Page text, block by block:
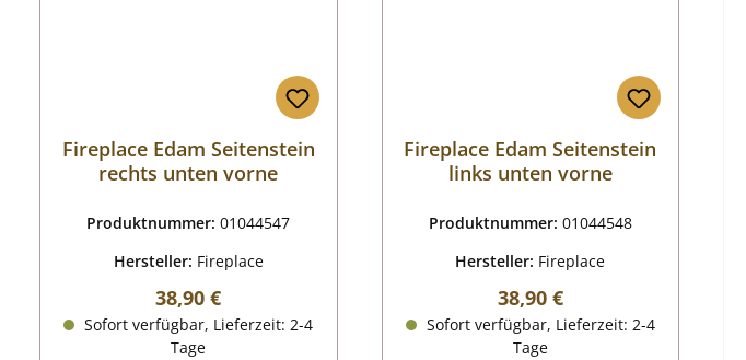
Fireplace Edam Seitenstein
rechts unten vorne
Produktnummer:01044547
Hersteller: Fireplace
Regulärer Preis:
38,90 €
Sofort verfügbar, Lieferzeit: 2-4
Tage
Fireplace Edam Seitenstein
links unten vorne
Produktnummer: 01044548
Hersteller: Fireplace
Regulärer Preis:
38,90 €
Sofort verfügbar, Lieferzeit: 2-4
Tage